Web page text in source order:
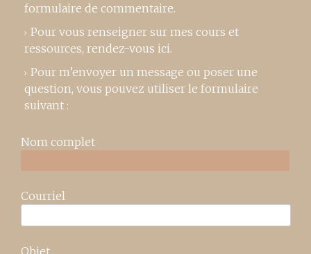
formulaire de commentaire.
Pour vous renseigner sur mes cours et
ressources, rendez-vous ici.
Pour m’envoyer un message ou poser une
question, vous pouvez utiliser le formulaire
suivant :
Nom complet
Courriel
Objet